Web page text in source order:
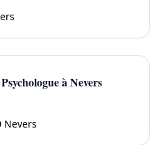
à Nevers
Nevers